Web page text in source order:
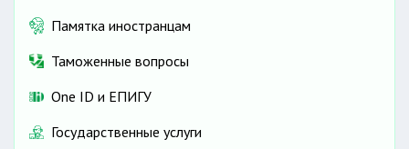
Памятка иностранцам
Таможенные вопросы
One ID и ЕПИГУ
Государственные услуги